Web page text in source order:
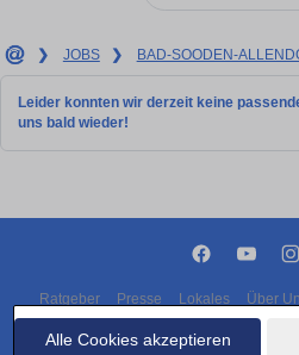
Alle Cookies akzeptieren
❯ JOBS ❯ BAD-SOODEN-
Leider konnten wir derzeit keine
uns bald wieder!
Ratgeber Presse Lokales Über